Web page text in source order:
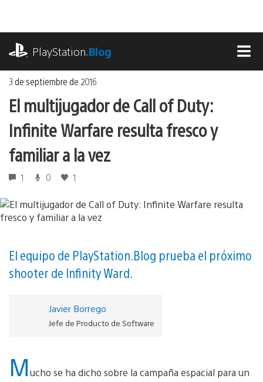
contenido
PlayStation.Blog
3 de septiembre de 2016
El multijugador de Call of Duty:
Infinite Warfare resulta fresco y
familiar a la vez
1 0 1
El equipo de PlayStation.Blog prueba el próximo
shooter de Infinity Ward.
Javier Borrego
Jefe de Producto de Software
Mucho se ha dicho sobre la campaña espacial para un